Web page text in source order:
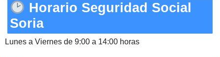
Horario Seguridad Social
Soria
Lunes a Viernes de 9:00 a 14:00 horas